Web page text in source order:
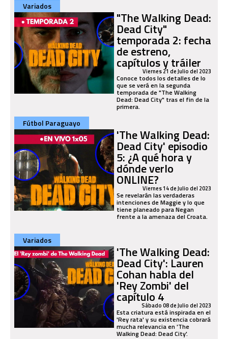
Variados
"The Walking Dead:
Dead City"
temporada 2: fecha
de estreno,
capítulos y tráiler
Viernes 21 de Julio del 2023
Conoce todos los detalles de lo
que se verá en la segunda
temporada de "The Walking
Dead: Dead City" tras el fin de la
primera.
Fútbol Paraguayo
'The Walking Dead:
Dead City' episodio
5: ¿A qué hora y
dónde verlo
ONLINE?Viernes 14 de Julio del 2023
Se revelarán las verdaderas
intenciones de Maggie y lo que
tiene planeado para Negan
frente a la amenaza del Croata.
Variados
'The Walking Dead:
Dead City': Lauren
Cohan habla del
'Rey Zombi' del
capítulo 4Sábado 08 de Julio del 2023
Esta criatura está inspirada en el
'Rey rata' y su existencia cobrará
mucha relevancia en 'The
Walking Dead: Dead City'.